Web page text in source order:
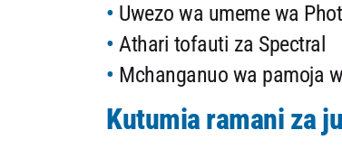
Uwezo wa umeme wa
Athari tofauti za Spectral
Mchanganuo wa pamoja
Kutumia ramani za